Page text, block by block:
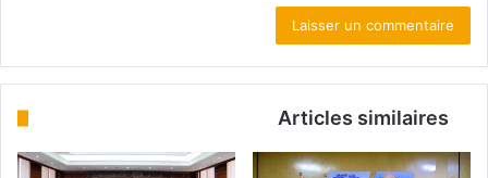
Articles similaires